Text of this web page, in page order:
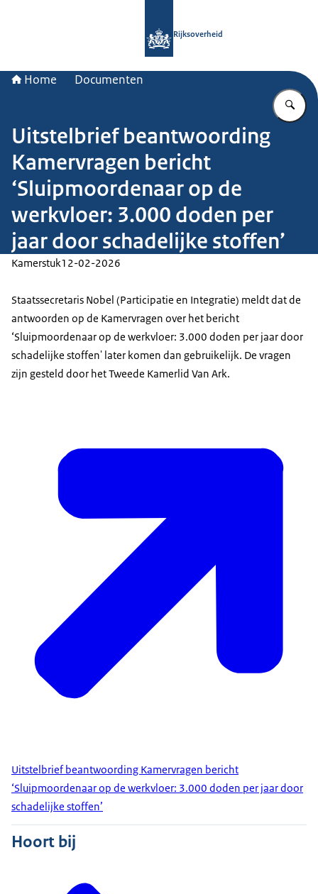
Rijksoverheid
Home Documenten
Uitstelbrief beantwoording
Kamervragen bericht
‘Sluipmoordenaar op de
werkvloer: 3.000 doden per
jaar door schadelijke stoffen’
Kamerstuk12-02-2026
Staatssecretaris Nobel (Participatie en Integratie) meldt dat de
antwoorden op de Kamervragen over het bericht
‘Sluipmoordenaar op de werkvloer: 3.000 doden per jaar door
schadelijke stoffen' later komen dan gebruikelijk. De vragen
zijn gesteld door het Tweede Kamerlid Van Ark.
Uitstelbrief beantwoording Kamervragen bericht
‘Sluipmoordenaar op de werkvloer: 3.000 doden per jaar door
schadelijke stoffen’
Hoort bij